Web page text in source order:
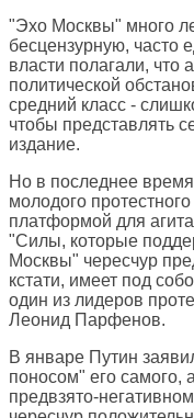
"Эхо Москвы" много
бесцензурную, часто
власти полагали, что
политической
средний класс -
чтобы представлять
издание.
Но в последнее
молодого
платформой для
"Силы, которые
Москвы" чересчур
кстати, имеет под
один из лидеров
Леонид Парфенов.
В январе Путин
поносом" его самого,
предвзято-